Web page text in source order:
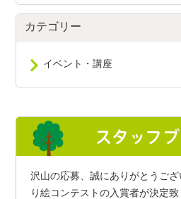
カテゴリー
イベント・講座
沢山の応募、誠にありがとうご
り絵コンテストの入賞者が決定